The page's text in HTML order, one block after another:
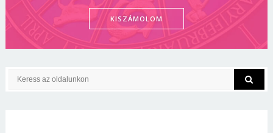
KISZÁMOLOM